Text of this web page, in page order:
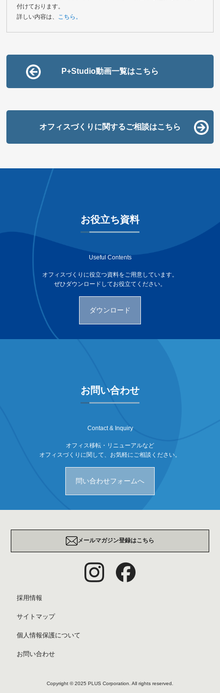
付けております。
詳しい内容は、 こちら。
P+Studio動画一覧はこちら
オフィスづくりに関するご相談はこちら
お役立ち資料
Useful Contents
オフィスづくりに役立つ資料をご用意しています。
ぜひダウンロードしてお役立てください。
ダウンロード
お問い合わせ
Contact & Inquiry
オフィス移転・リニューアルなど
オフィスづくりに関して、お気軽にご相談ください。
問い合わせフォームへ
メールマガジン登録はこちら
採用情報
サイトマップ
個人情報保護について
お問い合わせ
Copyright © 2025 PLUS Corporation. All rights reserved.